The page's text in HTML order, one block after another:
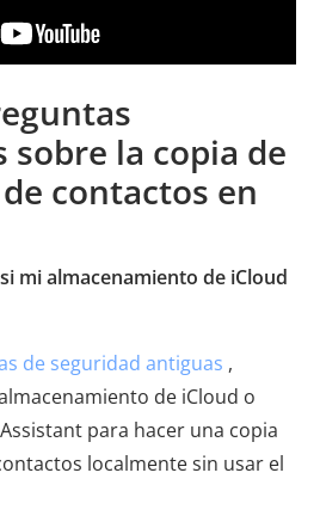
sobre la copia de
contactos en
mi almacenamiento de iCloud
de seguridad antiguas ,
de iCloud o
para hacer una copia
localmente sin usar el